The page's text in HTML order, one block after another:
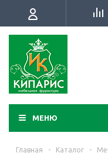
МЕНЮ
Главная - Каталог -